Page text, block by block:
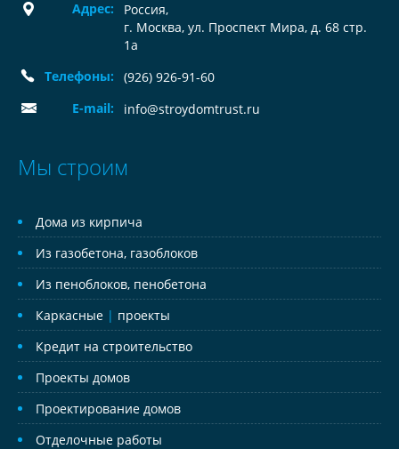
Адрес: Россия,
г. Москва, ул. Проспект Мира, д. 68 стр.
1а
Телефоны:
(926) 926-91-60
E-mail:
info@stroydomtrust.ru
Мы строим
Дома из кирпича
Из газобетона, газоблоков
Из пеноблоков, пенобетона
Каркасные | проекты
Кредит на строительство
Проекты домов
Проектирование домов
Отделочные работы